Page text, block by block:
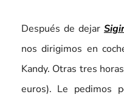
Después de dejar
nos dirigimos en
Kandy. Otras tres
euros). Le pedimos